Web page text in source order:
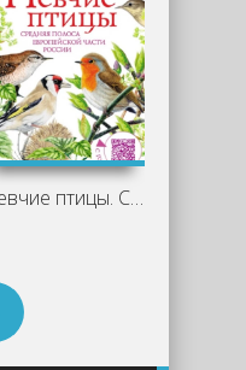
Певчие птицы. Средняя полоса